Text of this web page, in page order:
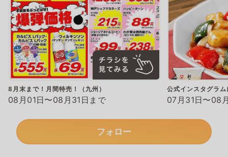
8月末まで！月間特売！（九州）
08月01日〜08月31日まで
公式インスタグラ
07月31日〜08
フォロー